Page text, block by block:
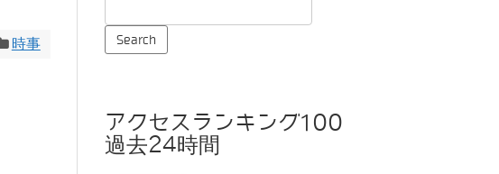
時事
アクセスランキング100
過去24時間